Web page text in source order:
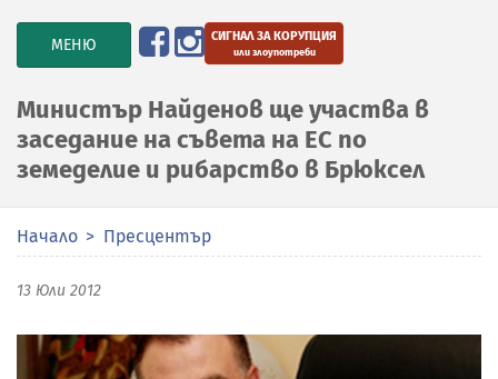
TOGGLE
NAVIGATION
МЕНЮ СИГНАЛ ЗА КОРУПЦИЯ
или злоупотреби
Министър Найденов ще участва в
заседание на съвета на ЕС по
земеделие и рибарство в Брюксел
Начало Пресцентър
13 Юли 2012